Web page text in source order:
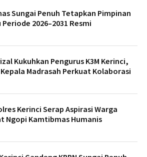
Sungai Penuh Tetapkan Pimpinan
Periode 2026–2031 Resmi
Kukuhkan Pengurus K3M Kerinci,
Madrasah Perkuat Kolaborasi
Kerinci Serap Aspirasi Warga
Ngopi Kamtibmas Humanis